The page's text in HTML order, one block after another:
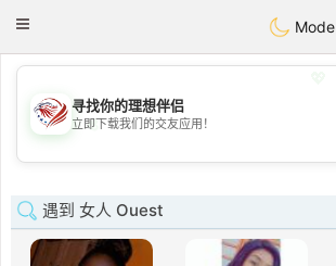
Dating
Toggle
Mode
💖
寻找你的理想伴侣
立即下载我们的交友应用！
遇到 女人 Ouest